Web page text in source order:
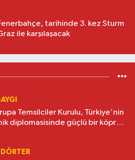
tarihinde 3. kez Sturm
ile karşılaşacak
Temsilciler Kurulu, Türkiye'nin
diplomasisinde güçlü bir köprü